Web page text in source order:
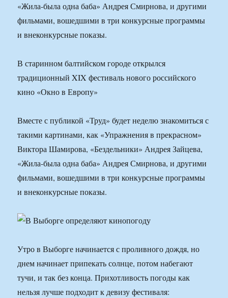
«Жила-была одна баба» Андрея Смирнова, и другими
фильмами, вошедшими в три конкурсные программы
и внеконкурсные показы.
В старинном балтийском городе открылся
традиционный XIX фестиваль нового российского
кино «Окно в Европу»
Вместе с публикой «Труд» будет неделю знакомиться с
такими картинами, как «Упражнения в прекрасном»
Виктора Шамирова, «Бездельники» Андрея Зайцева,
«Жила-была одна баба» Андрея Смирнова, и другими
фильмами, вошедшими в три конкурсные программы
и внеконкурсные показы.
Утро в Выборге начинается с проливного дождя, но
днем начинает припекать солнце, потом набегают
тучи, и так без конца. Прихотливость погоды как
нельзя лучше подходит к девизу фестиваля: